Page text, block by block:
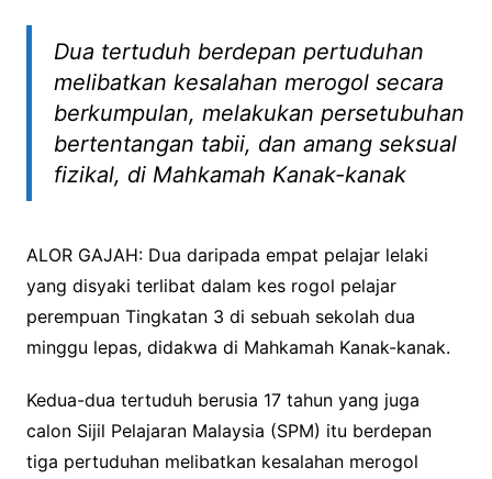
Dua tertuduh berdepan pertuduhan
melibatkan kesalahan merogol secara
berkumpulan, melakukan persetubuhan
bertentangan tabii, dan amang seksual
fizikal, di Mahkamah Kanak-kanak
ALOR GAJAH: Dua daripada empat pelajar lelaki
yang disyaki terlibat dalam kes rogol pelajar
perempuan Tingkatan 3 di sebuah sekolah dua
minggu lepas, didakwa di Mahkamah Kanak-kanak.
Kedua-dua tertuduh berusia 17 tahun yang juga
calon Sijil Pelajaran Malaysia (SPM) itu berdepan
tiga pertuduhan melibatkan kesalahan merogol